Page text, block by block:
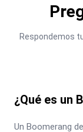
Respondemos
¿Qué es un
Un Boomerang